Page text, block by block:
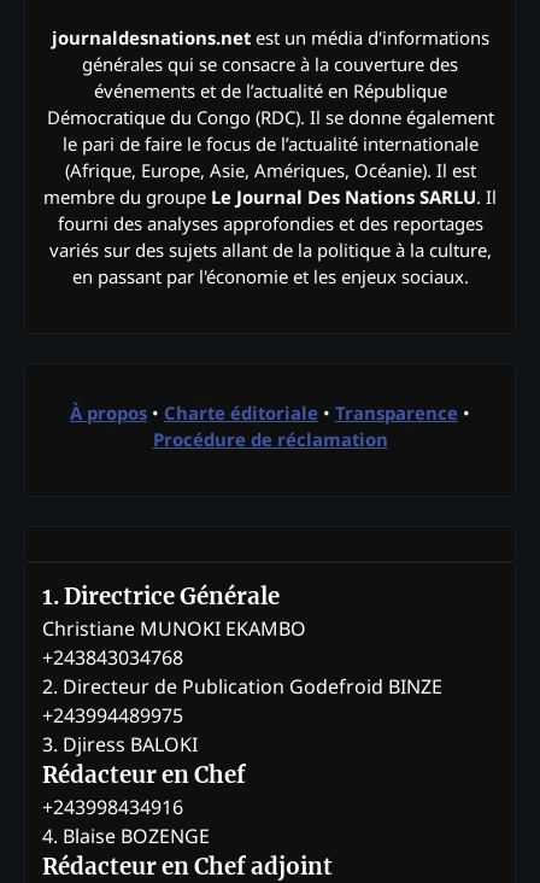
journaldesnations.netest un média d'informations
générales qui se consacre à la couverture des
événements et de l’actualité en République
Démocratique du Congo (RDC). Il se donne également
le pari de faire le focus de l’actualité internationale
(Afrique, Europe, Asie, Amériques, Océanie). Il est
membre du groupe Le Journal Des Nations SARLU. Il
fourni des analyses approfondies et des reportages
variés sur des sujets allant de la politique à la culture,
en passant par l'économie et les enjeux sociaux.
À propos • Charte éditoriale • Transparence •
Procédure de réclamation
1. Directrice Générale
Christiane MUNOKI EKAMBO
+243843034768
2. Directeur de Publication Godefroid BINZE
+243994489975
3. Djiress BALOKI
Rédacteur en Chef
+243998434916
4. Blaise BOZENGE
Rédacteur en Chef adjoint